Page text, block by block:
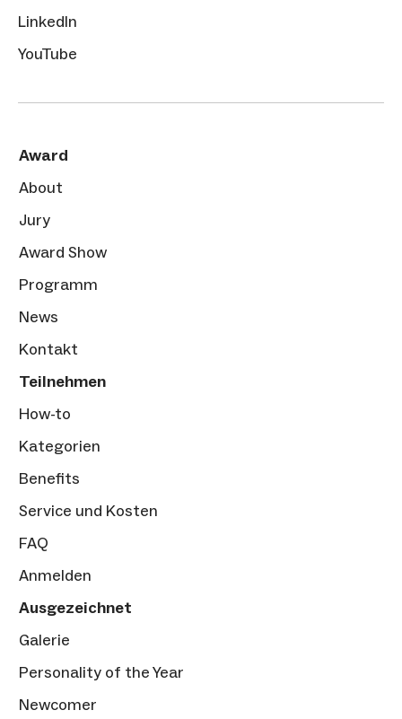
LinkedIn
YouTube
Award
About
Jury
Award Show
Programm
News
Kontakt
Teilnehmen
How-to
Kategorien
Benefits
Service und Kosten
FAQ
Anmelden
Ausgezeichnet
Galerie
Personality of the Year
Newcomer